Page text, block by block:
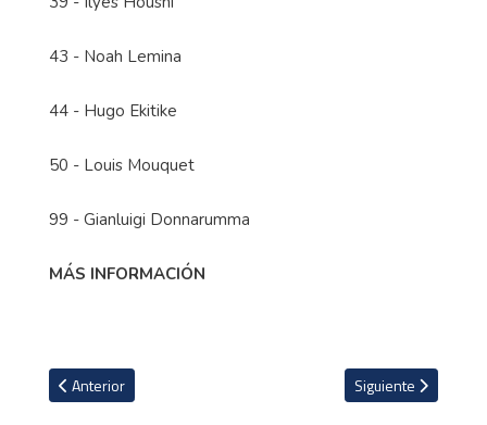
43 - Noah Lemina
44 - Hugo Ekitike
50 - Louis Mouquet
99 - Gianluigi Donnarumma
MÁS INFORMACIÓN
Artículo anterior: El modesto club griego donde jugarán Ronald
Anterior Artículo siguiente:
Siguiente